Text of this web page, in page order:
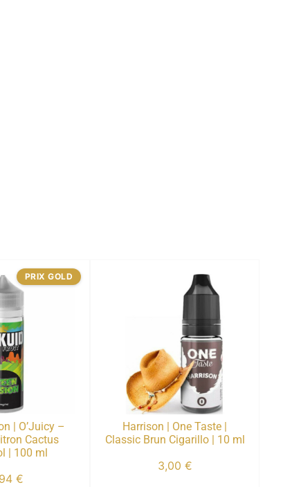
| O’Juicy –
Cactus
| 100 ml
€
PRIX GOLD
Harrison | One Taste |
Classic Brun Cigarillo | 10 ml
3,00 €